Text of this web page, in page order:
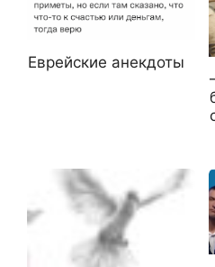
Еврейские анекдоты